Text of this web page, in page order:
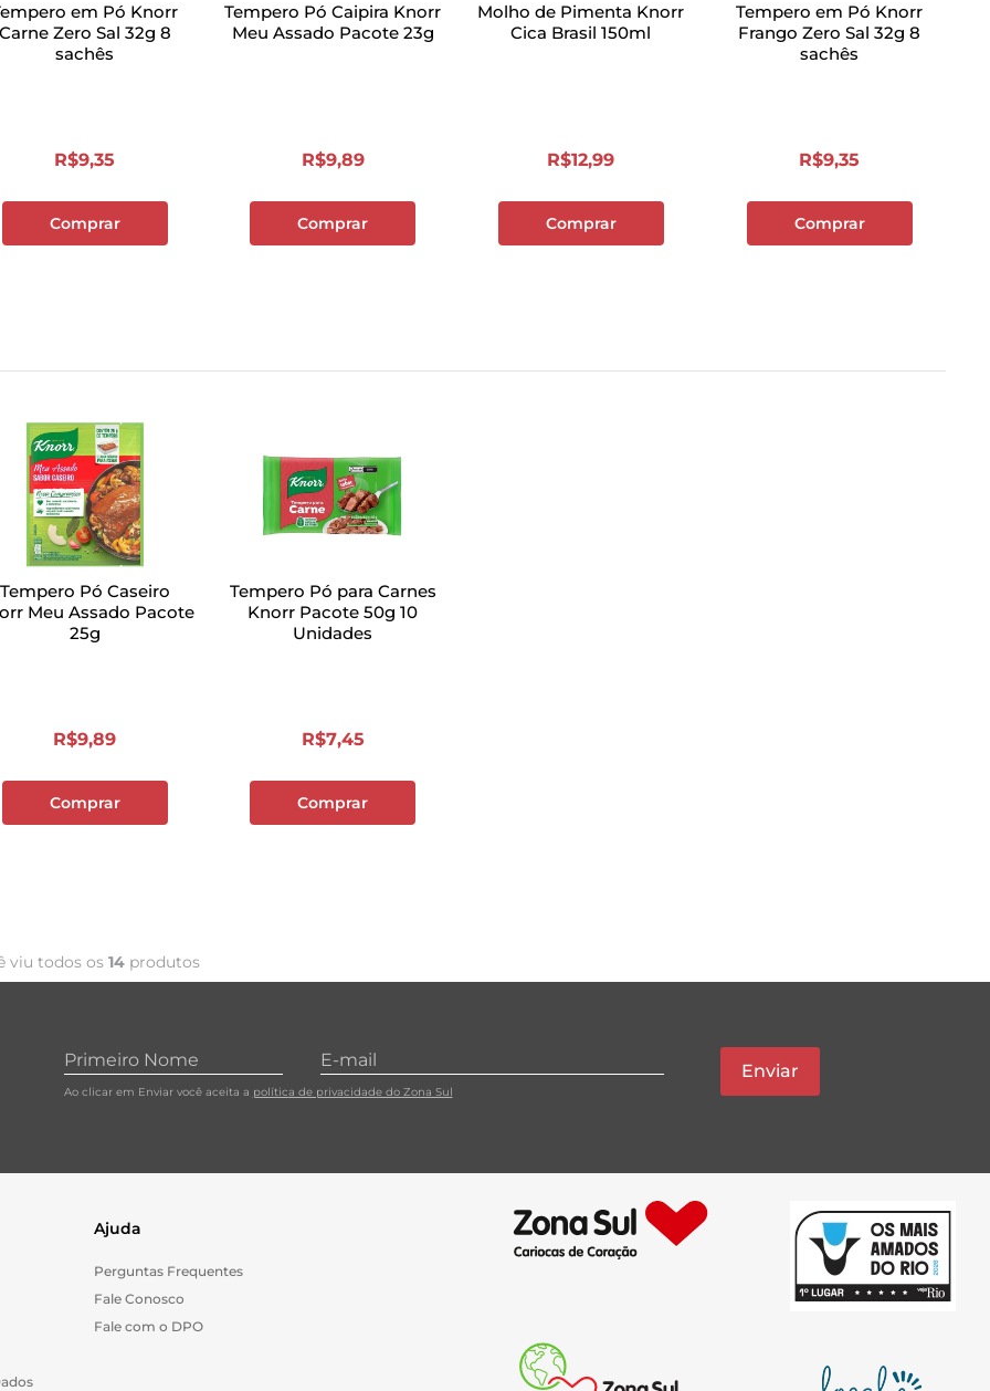
em Pó Knorr
Zero Sal 32g 8
sachês
R$9,35
Comprar
Tempero Pó Caipira Knorr
Meu Assado Pacote 23g
R$9,89
Comprar
Molho de Pimenta Knorr
Cica Brasil 150ml
R$12,99
Comprar
Tempero em Pó Knorr
Frango Zero Sal 32g 8
sachês
R$9,35
Comprar
Tempero Pó Caseiro
Meu Assado Pacote
25g
R$9,89
Comprar
Tempero Pó para Carnes
Knorr Pacote 50g 10
Unidades
R$7,45
Comprar
viu todos os14 produtos
Ao clicar em Enviar você aceita a política de privacidade do Zona Sul
Enviar
Ajuda
Perguntas Frequentes
Fale Conosco
Fale com o DPO